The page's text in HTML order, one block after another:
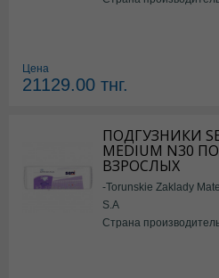
Цена
21129.00 тнг.
ПОДГУЗНИКИ
MEDIUM N30
ВЗРОСЛЫХ
-Torunskie Zaklady
S.A
Страна